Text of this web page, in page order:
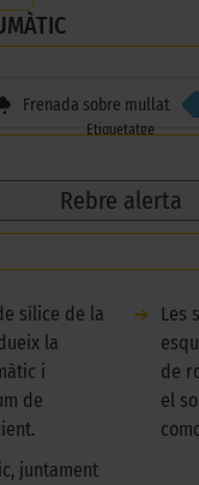
Frenada sobre mullat
Etiquetatge
Rebre alerta
sílice de la
la
i
de
➜
Les
de
el
juntament